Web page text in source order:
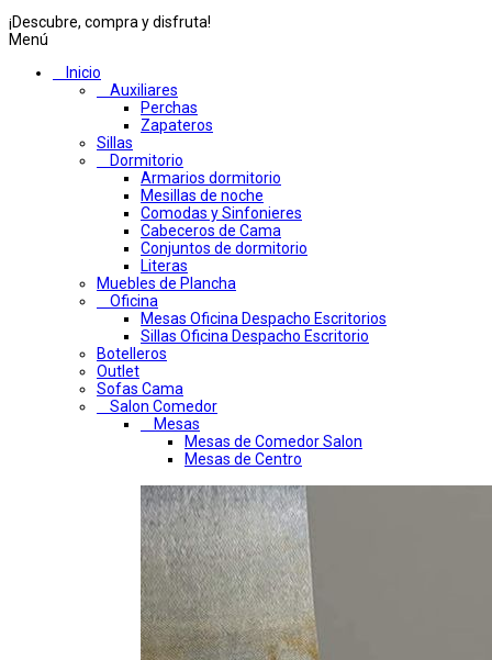
¡Descubre, compra y disfruta!
Menú
Inicio
Auxiliares
Perchas
Zapateros
Sillas
Dormitorio
Armarios dormitorio
Mesillas de noche
Comodas y Sinfonieres
Cabeceros de Cama
Conjuntos de dormitorio
Literas
Muebles de Plancha
Oficina
Mesas Oficina Despacho Escritorios
Sillas Oficina Despacho Escritorio
Botelleros
Outlet
Sofas Cama
Salon Comedor
Mesas
Mesas de Comedor Salon
Mesas de Centro